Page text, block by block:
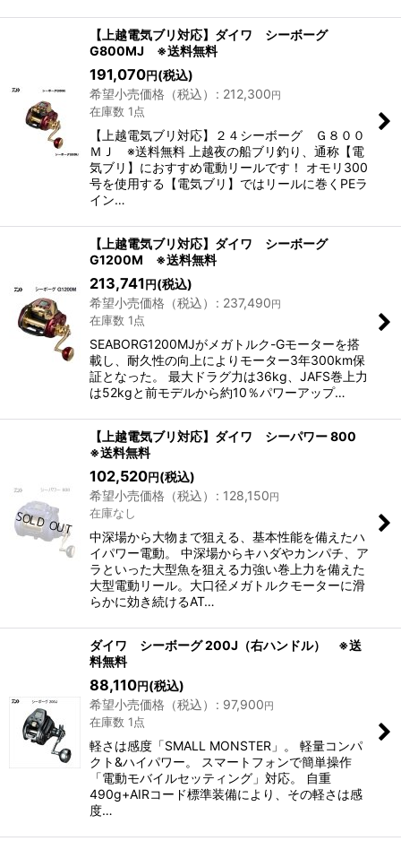
【上越電気ブリ対応】ダイワ シーボーグ
G800MJ ※送料無料
191,070円 (税込)
希望小売価格（税込）
: 212,300 円
在庫数 1点
【上越電気ブリ対応】２４シーボーグ Ｇ８００
ＭＪ ※送料無料 上越夜の船ブリ釣り、通称【電
気ブリ】におすすめ電動リールです！ オモリ300
号を使用する【電気ブリ】ではリールに巻くPEラ
イン…
【上越電気ブリ対応】ダイワ シーボーグ
G1200M ※送料無料
213,741 円 (税込)
希望小売価格（税込）
: 237,490 円
在庫数 1点
SEABORG1200MJがメガトルク-Gモーターを搭
載し、耐久性の向上によりモーター3年300km保
証となった。 最大ドラグ力は36kg、JAFS巻上力
は52kgと前モデルから約10％パワーアップ…
【上越電気ブリ対応】ダイワ シーパワー 800
※送料無料
102,520円 (税込)
希望小売価格（税込）
: 128,150 円
在庫なし
中深場から大物まで狙える、基本性能を備えたハ
イパワー電動。 中深場からキハダやカンパチ、ア
ラといった大型魚を狙える力強い巻上力を備えた
大型電動リール。大口径メガトルクモーターに滑
らかに効き続けるAT…
ダイワ シーボーグ 200J（右ハンドル） ※送
料無料
88,110円 (税込)
希望小売価格（税込）
: 97,900 円
在庫数 1点
軽さは感度「SMALL MONSTER」。 軽量コンパ
クト&ハイパワー。 スマートフォンで簡単操作
「電動モバイルセッティング」対応。 自重
490g+AIRコード標準装備により、その軽さは感
度…